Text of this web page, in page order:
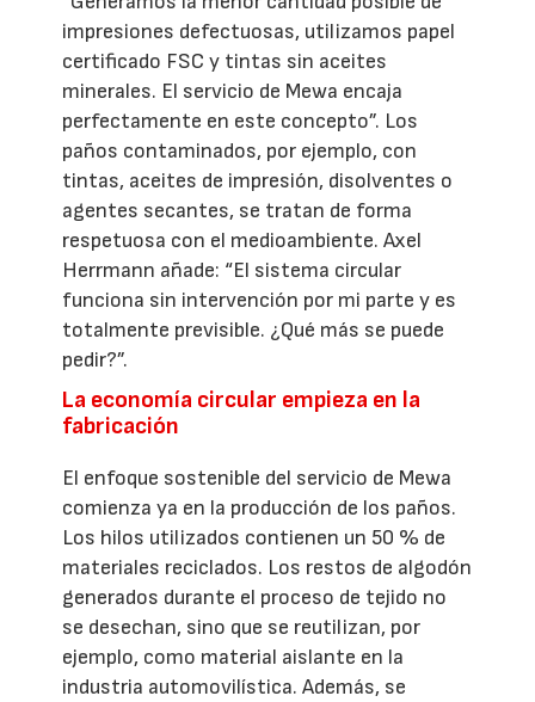
impresiones defectuosas, utilizamos papel
certificado FSC y tintas sin aceites
minerales. El servicio de Mewa encaja
perfectamente en este concepto”. Los
paños contaminados, por ejemplo, con
tintas, aceites de impresión, disolventes o
agentes secantes, se tratan de forma
respetuosa con el medioambiente. Axel
Herrmann añade: “El sistema circular
funciona sin intervención por mi parte y es
totalmente previsible. ¿Qué más se puede
pedir?”.
La economía circular empieza en la
fabricación
El enfoque sostenible del servicio de Mewa
comienza ya en la producción de los paños.
Los hilos utilizados contienen un 50 % de
materiales reciclados. Los restos de algodón
generados durante el proceso de tejido no
se desechan, sino que se reutilizan, por
ejemplo, como material aislante en la
industria automovilística. Además, se